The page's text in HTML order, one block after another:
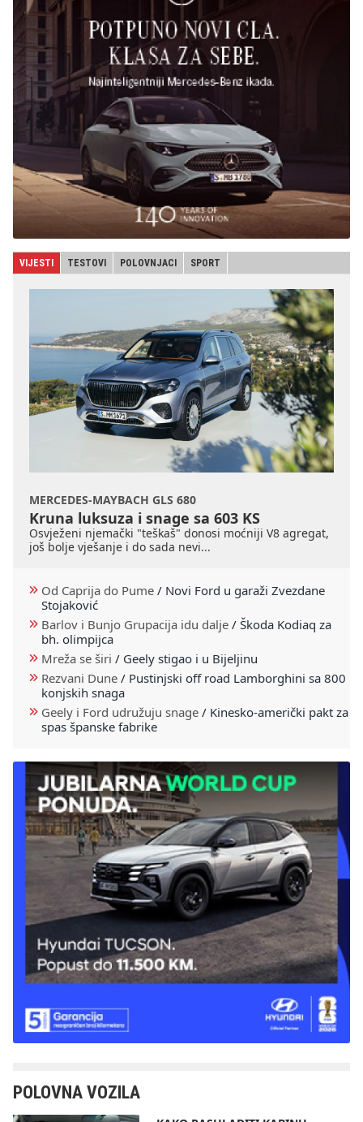
VIJESTI TESTOVI POLOVNJACI SPORT
MERCEDES-MAYBACH GLS 680
Kruna luksuza i snage sa 603 KS
Osvježeni njemački "teškaš" donosi moćniji V8 agregat,
još bolje vješanje i do sada nevi...
Od Caprija do Pume / Novi Ford u garaži Zvezdane
Stojaković
Barlov i Bunjo Grupacija idu dalje / Škoda Kodiaq za
bh. olimpijca
Mreža se širi / Geely stigao i u Bijeljinu
Rezvani Dune / Pustinjski off road Lamborghini sa 800
konjskih snaga
Geely i Ford udružuju snage / Kinesko-američki pakt za
spas španske fabrike
POLOVNA VOZILA